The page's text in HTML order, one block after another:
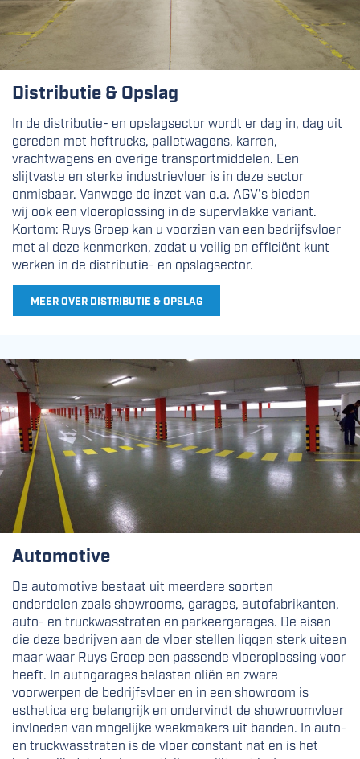
Distributie & Opslag
In de distributie- en opslagsector wordt er dag in, dag uit
gereden met heftrucks, palletwagens, karren,
vrachtwagens en overige transportmiddelen. Een
slijtvaste en sterke industrievloer is in deze sector
onmisbaar. Vanwege de inzet van o.a. AGV's bieden
wij ook een vloeroplossing in de supervlakke variant.
Kortom: Ruys Groep kan u voorzien van een bedrijfsvloer
met al deze kenmerken, zodat u veilig en efficiënt kunt
werken in de distributie- en opslagsector.
MEER OVER DISTRIBUTIE & OPSLAG
Automotive
De automotive bestaat uit meerdere soorten
onderdelen zoals showrooms, garages, autofabrikanten,
auto- en truckwasstraten en parkeergarages. De eisen
die deze bedrijven aan de vloer stellen liggen sterk uiteen
maar waar Ruys Groep een passende vloeroplossing voor
heeft. In autogarages belasten oliën en zware
voorwerpen de bedrijfsvloer en in een showroom is
esthetica erg belangrijk en ondervindt de showroomvloer
invloeden van mogelijke weekmakers uit banden. In auto-
en truckwasstraten is de vloer constant nat en is het